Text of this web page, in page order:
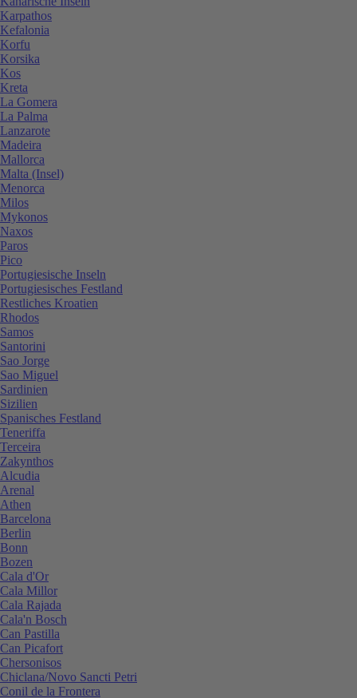
Karpathos
Kefalonia
Korfu
Korsika
Kos
Kreta
La Gomera
La Palma
Lanzarote
Madeira
Mallorca
Malta (Insel)
Menorca
Milos
Mykonos
Naxos
Paros
Pico
Portugiesische Inseln
Portugiesisches Festland
Restliches Kroatien
Rhodos
Samos
Santorini
Sao Jorge
Sao Miguel
Sardinien
Sizilien
Spanisches Festland
Teneriffa
Terceira
Zakynthos
Alcudia
Arenal
Athen
Barcelona
Berlin
Bonn
Bozen
Cala d'Or
Cala Millor
Cala Rajada
Cala'n Bosch
Can Pastilla
Can Picafort
Chersonisos
Chiclana/Novo Sancti Petri
Conil de la Frontera